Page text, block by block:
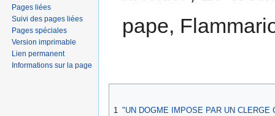
pape,
1 "UN DOGME IMPOSE PAR UN CLERGE
Pages liées
Suivi des pages liées
Pages spéciales
Version imprimable
Lien permanent
Informations sur la page